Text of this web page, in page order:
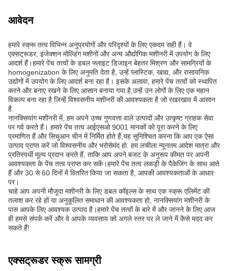
आवेदन
हमारे स्क्रू तत्व विभिन्न अनुप्रयोगों और परिदृश्यों के लिए एकदम सही हैं। वे
एक्सट्रूडर, इंजेक्शन मोल्डिंग मशीनों और अन्य औद्योगिक मशीनरी में उपयोग के लिए
आदर्श हैं।हमारे पेंच तत्वों के डबल फ्लाइट डिजाइन बेहतर मिश्रण और सामग्रियों के
homogenization के लिए अनुमति देता है, उन्हें प्लास्टिक, खाद्य, और रासायनिक
उद्योगों में उपयोग के लिए आदर्श बना रहा है। इसके अलावा, हमारे पेंच तत्वों को स्थापित
करने और बनाए रखने के लिए आसान बनाया गया है,उन्हें उन लोगों के लिए एक महान
विकल्प बना रहा है जिन्हें विश्वसनीय मशीनरी की आवश्यकता है जो रखरखाव में आसान
है.
नानक्सियांग मशीनरी में, हम अपने उच्च गुणवत्ता वाले उत्पादों और उत्कृष्ट ग्राहक सेवा
पर गर्व करते हैं। हमारे पेंच तत्व आईएसओ 9001 मानकों को पूरा करने के लिए
प्रमाणित हैं और सिचुआन चीन में निर्मित होते हैं,यह सुनिश्चित करना कि आप एक ऐसा
उत्पाद प्राप्त करें जो विश्वसनीय और भरोसेमंद हो. हम लचीला न्यूनतम आदेश मात्रा और
प्रतिस्पर्धी मूल्य प्रदान करते हैं, ताकि आप अपने बजट के अनुरूप कीमत पर अपनी
आवश्यकता के पेंच तत्व प्राप्त कर सकें।हमारे पेंच तत्व लकड़ी के पैकेजिंग के साथ आते
हैं और 30 से 60 दिनों में वितरित किया जा सकता है, आपकी आवश्यकताओं के आधार
पर।
चाहे आप अपनी मौजूदा मशीनरी के लिए डबल कॉइल्स के साथ एक स्क्रू एलिमेंट की
तलाश कर रहे हों या अनुकूलित समाधान की आवश्यकता हो, नानक्सियांग मशीनरी के
पास आपके लिए आवश्यक उत्पाद है।हमारे पेंच तत्वों के बारे में और जानने के लिए आज
ही हमसे संपर्क करें और वे आपके व्यवसाय को अगले स्तर पर ले जाने में कैसे मदद कर
सकते हैं!
एक्सट्रूडर स्क्रू सामग्री